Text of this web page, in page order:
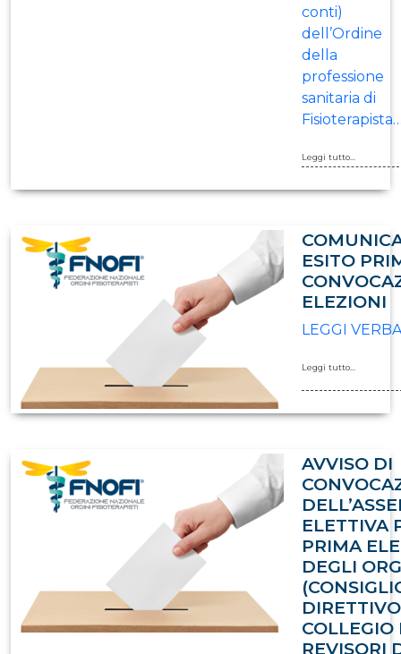
conti)
dell’Ordine
della
professione
sanitaria di
Leggi tutto...
ESITO
ELEZIONI
LEGGI
Leggi tutto...
AVVISO DI
ELETTIVA
PRIMA
DEGLI
COLLEGIO
REVISORI